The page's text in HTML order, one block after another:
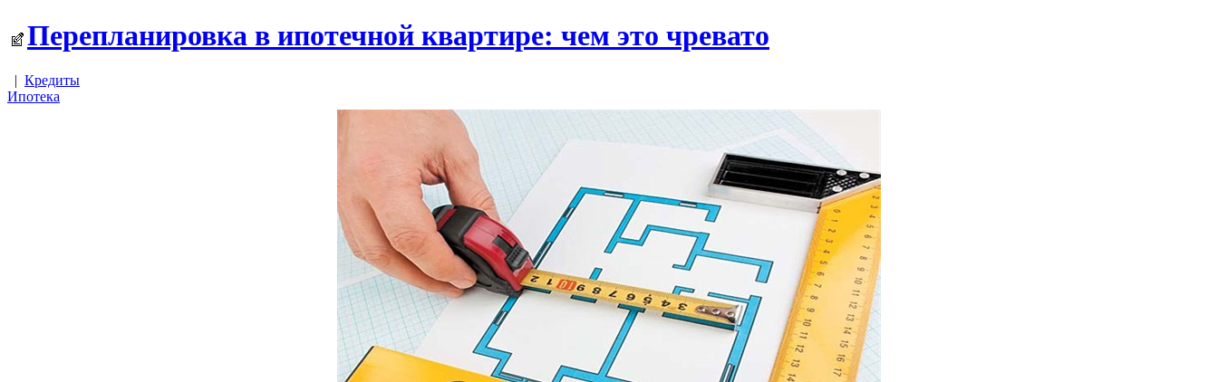
Перепланировка в ипотечной квартире: чем это чревато
| Кредиты
Ипотека